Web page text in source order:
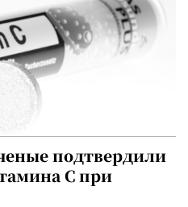
подтвердили
C при